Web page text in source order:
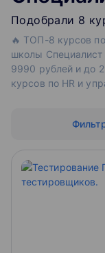
Подобрали 8
🔥 ТОП-8 курсов
школы Специалист
9990 рублей и до
курсов по HR и